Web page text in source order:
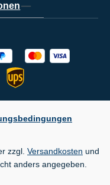
zzgl. Versandkosten und
anders angegeben.